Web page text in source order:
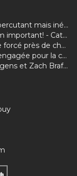
MA FILLE TU SERAS LIBRE: Un drame percutant mais inégal sur la dure réalité des femmes afghanes.
MA FILLE TU SERAS LIBRE: C'est un film important! - Catherine Perrin
MA FILLE TU SERAS LIBRE: Un mariage forcé près de chez vous
la culture et les femmes
par le Québec et Évelyne Brochu